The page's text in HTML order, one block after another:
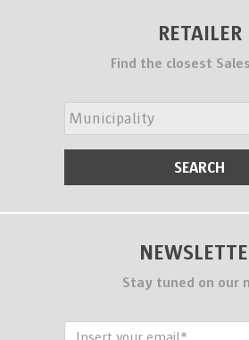
RETAILER
Find the closest
Stay tuned on our